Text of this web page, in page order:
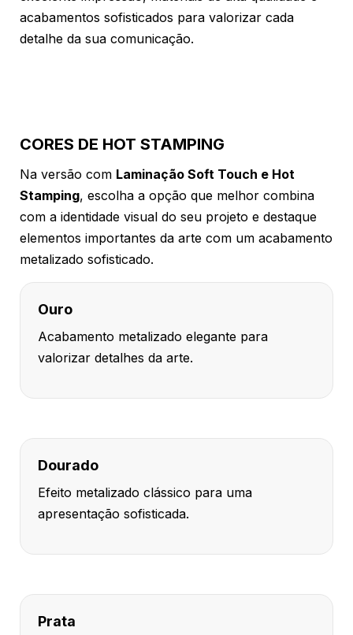
acabamentos sofisticados para valorizar cada
detalhe da sua comunicação.
CORES DE HOT STAMPING
Na versão com Laminação Soft Touch e Hot
Stamping, escolha a opção que melhor combina
com a identidade visual do seu projeto e destaque
elementos importantes da arte com um acabamento
metalizado sofisticado.
Ouro
Acabamento metalizado elegante para
valorizar detalhes da arte.
Dourado
Efeito metalizado clássico para uma
apresentação sofisticada.
Prata